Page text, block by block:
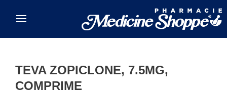
TEVA ZOPICLONE, 7.5MG,
COMPRIME